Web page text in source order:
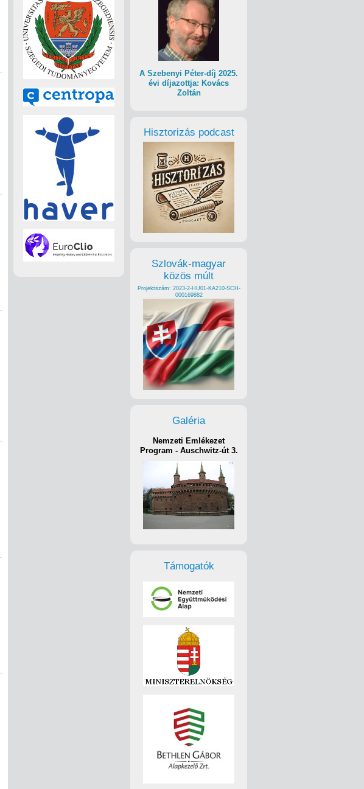
A Szebenyi Péter-díj 2025.
évi díjazottja: Kovács
Zoltán
Hisztorizás podcast
Szlovák-magyar
közös múlt
Projektszám: 2023-2-HU01-KA210-SCH-
000169882
Galéria
Nemzeti Emlékezet
Program - Auschwitz-út 3.
Támogatók